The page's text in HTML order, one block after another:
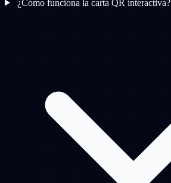
¿Cómo funciona la carta QR interactiva?